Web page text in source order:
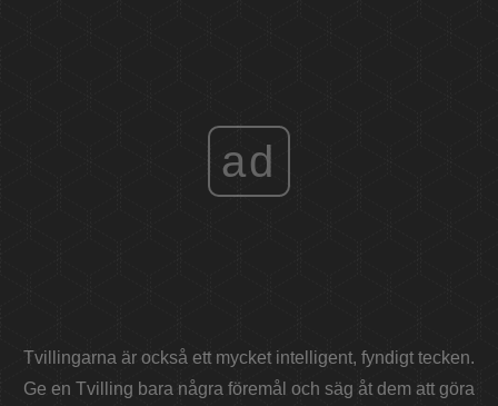
ad
Tvillingarna är också ett mycket intelligent, fyndigt tecken.
Ge en Tvilling bara några föremål och säg åt dem att göra